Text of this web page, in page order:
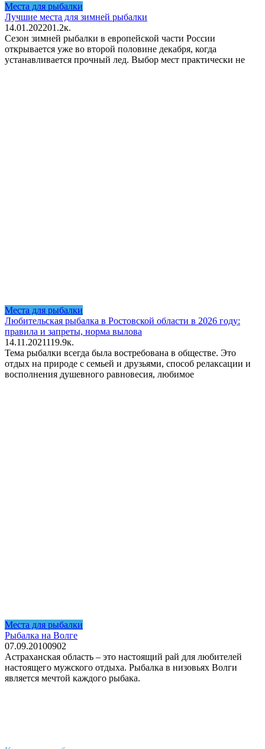
Места для рыбалки
Лучшие места для зимней рыбалки
14.01.202201.2к.
Сезон зимней рыбалки в европейской части России
открывается уже во второй половине декабря, когда
устанавливается прочный лед. Выбор мест практически не
Места для рыбалки
Любительская рыбалка в Ростовской области в 2026 году:
правила и запреты, норма вылова
14.11.2021119.9к.
Тема рыбалки всегда была востребована в обществе. Это
отдых на природе с семьей и друзьями, способ релаксации и
восполнения душевного равновесия, любимое
Места для рыбалки
Рыбалка на Волге
07.09.20100902
Астраханская область – это настоящий рай для любителей
настоящего мужского отдыха. Рыбалка в низовьях Волги
является мечтой каждого рыбака.